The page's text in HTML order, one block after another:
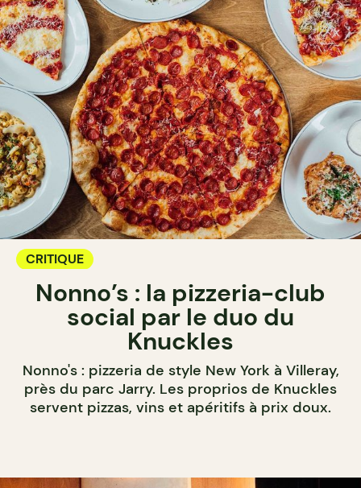
CRITIQUE
Nonno’s : la pizzeria-club
social par le duo du
Knuckles
Nonno's : pizzeria de style New York à Villeray,
près du parc Jarry. Les proprios de Knuckles
servent pizzas, vins et apéritifs à prix doux.